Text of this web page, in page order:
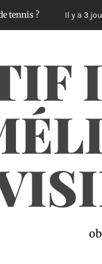
Il y a 3 jours Le